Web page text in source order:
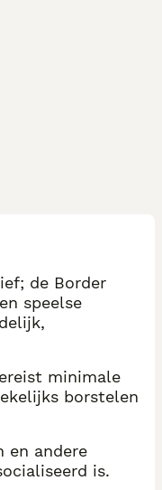
de Border
speelse
minimale
borstelen
en andere
is.